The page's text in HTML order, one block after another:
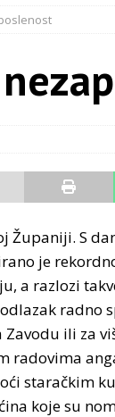
Županiji. S
je
a razlozi
radno
ili za
radovima
staračkim
koje su